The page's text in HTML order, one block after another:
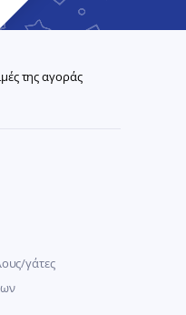
της αγοράς
γάτες